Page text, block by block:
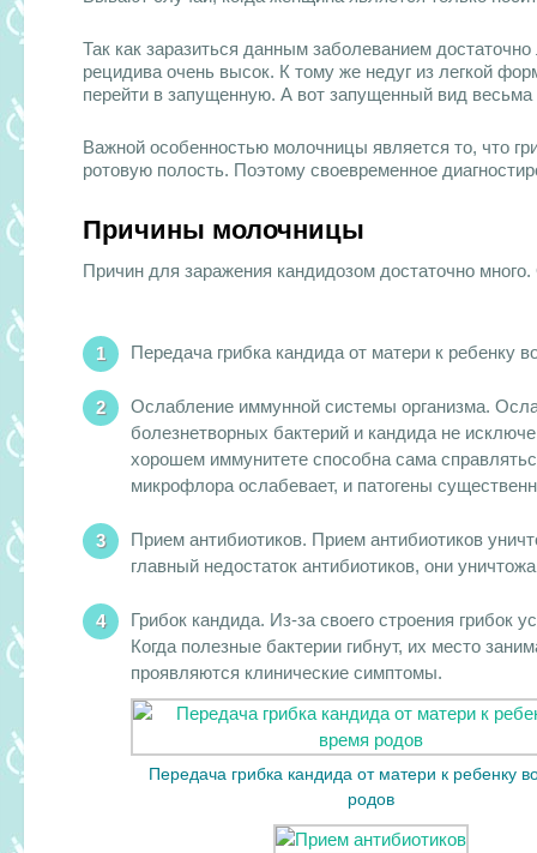
Так как заразиться данным заболеванием достаточно
рецидива очень высок. К тому же недуг из легкой
перейти в запущенную. А вот запущенный вид
Важной особенностью молочницы является то, что
ротовую полость. Поэтому своевременное
Причины молочницы
Причин для заражения кандидозом достаточно
Передача грибка кандида от матери к ребенку
Ослабление иммунной системы организма.
болезнетворных бактерий и кандида не
хорошем иммунитете способна сама
микрофлора ослабевает, и патогены
Прием антибиотиков. Прием антибиотиков
главный недостаток антибиотиков, они
Грибок кандида. Из-за своего строения грибок
Когда полезные бактерии гибнут, их место
проявляются клинические симптомы.
Передача грибка кандида от матери к ребенку
родов